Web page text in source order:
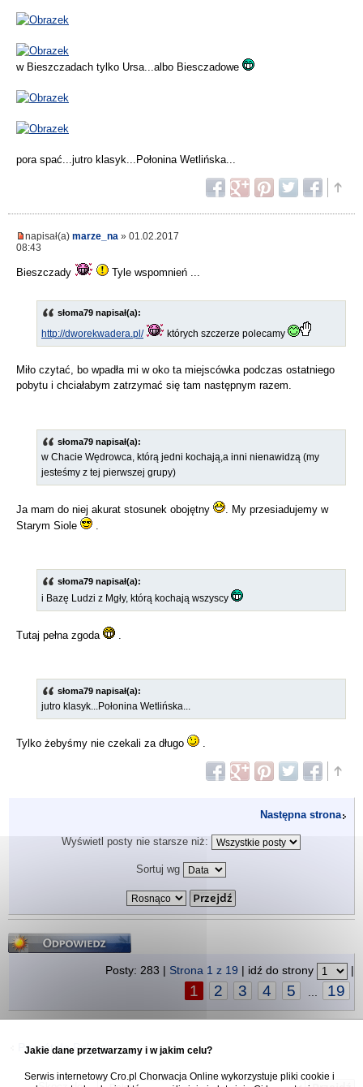
w Bieszczadach tylko Ursa...albo Biesczadowe
pora spać...jutro klasyk...Połonina Wetlińska...
napisał(a) marze_na » 01.02.2017
08:43
Bieszczady Tyle wspomnień ...
słoma79 napisał(a):
http://dworekwadera.pl/ których szczerze polecamy
Miło czytać, bo wpadła mi w oko ta miejscówka podczas ostatniego
pobytu i chciałabym zatrzymać się tam następnym razem.
słoma79 napisał(a):
w Chacie Wędrowca, którą jedni kochają,a inni nienawidzą (my
jesteśmy z tej pierwszej grupy)
Ja mam do niej akurat stosunek obojętny
. My przesiadujemy w
Starym Siole
słoma79 napisał(a):
i Bazę Ludzi z Mgły, którą kochają wszyscy
Tutaj pełna zgoda
słoma79 napisał(a):
jutro klasyk...Połonina Wetlińska...
Tylko żebyśmy nie czekali za długo
Następna strona
Wyświetl posty nie starsze niż:
Sortuj wg
Odpowiedz
Posty: 283 | Strona 1 z 19 | idź do strony |
1 2 3 4 5 19
Powrót do Polska
Jakie dane przetwarzamy i w jakim celu?
Serwis internetowy Cro.pl Chorwacja Online wykorzystuje pliki cookie i